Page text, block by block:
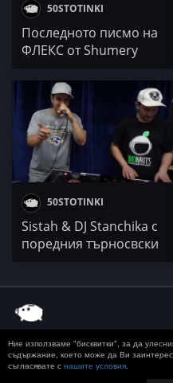
50STOTINKI
Последното писмо на
ФЛЕКС от Shumery
50STOTINKI
Sistah & DJ Stanchika с
поредния търносвски
© 2020 50 STOTINKI
ДОСТАВКА, ЗАПЛАЩАНЕ И
Ние използваме "бисквитки", за да
съдържание, което може да Ви
съгласявате с нашите условия.